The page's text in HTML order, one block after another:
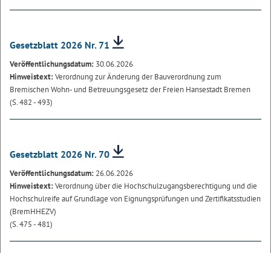
Gesetzblatt 2026 Nr. 71
Veröffentlichungsdatum: 30.06.2026
Hinweistext:Verordnung zur Änderung der Bauverordnung zum
Bremischen Wohn- und Betreuungsgesetz der Freien Hansestadt Bremen
(S. 482 - 493)
Gesetzblatt 2026 Nr. 70
Veröffentlichungsdatum: 26.06.2026
Hinweistext:Verordnung über die Hochschulzugangsberechtigung und die
Hochschulreife auf Grundlage von Eignungsprüfungen und Zertifikatsstudien
(BremHHEZV)
(S. 475 - 481)